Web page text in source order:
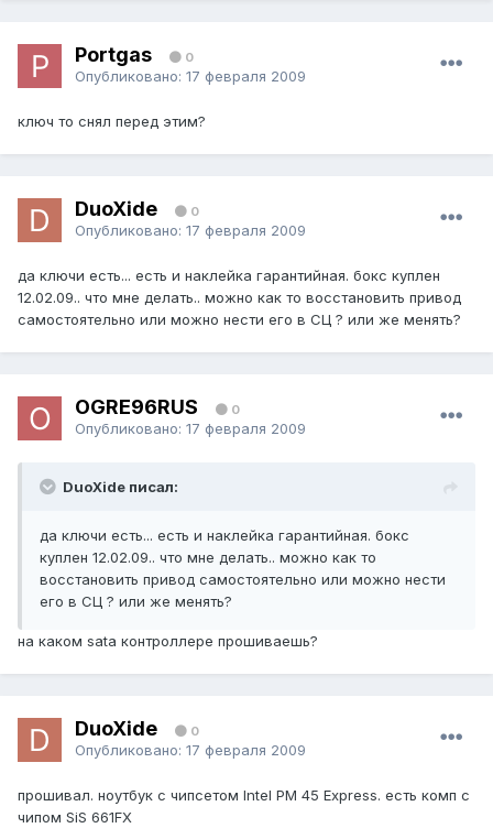
Portgas 0
Опубликовано: 17 февраля 2009
ключ то снял перед этим?
DuoXide 0
Опубликовано: 17 февраля 2009
да ключи есть... есть и наклейка гарантийная. бокс куплен
12.02.09.. что мне делать.. можно как то восстановить привод
самостоятельно или можно нести его в СЦ ? или же менять?
OGRE96RUS 0
Опубликовано: 17 февраля 2009
DuoXide писал:
да ключи есть... есть и наклейка гарантийная. бокс
куплен 12.02.09.. что мне делать.. можно как то
восстановить привод самостоятельно или можно нести
его в СЦ ? или же менять?
на каком sata контроллере прошиваешь?
DuoXide 0
Опубликовано: 17 февраля 2009
прошивал. ноутбук с чипсетом Intel PM 45 Express. есть комп с
чипом SiS 661FX